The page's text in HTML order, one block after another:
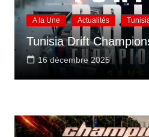
A la Une Actualités
Tunisia Drift
16 décembre 2025